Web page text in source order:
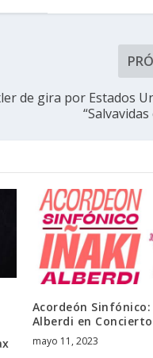
de gira por Estados
Acordeón
Alberdi en Concierto
mayo 11, 2023